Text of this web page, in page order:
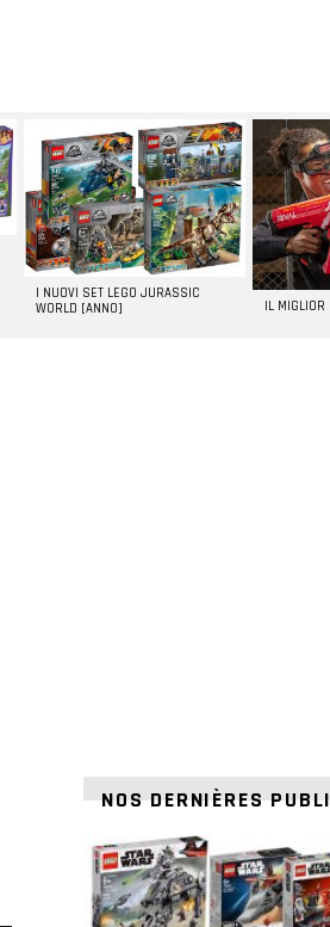
I NUOVI SET LEGO JURASSIC
WORLD [ANNO]
IL MIGLIOR
NOS DERNIÈRES